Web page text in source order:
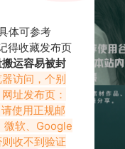
体可参考
得收藏发布页
运容易被封
器访问，个别
址发布页：
请使用正规邮
微软、Google
收不到验证